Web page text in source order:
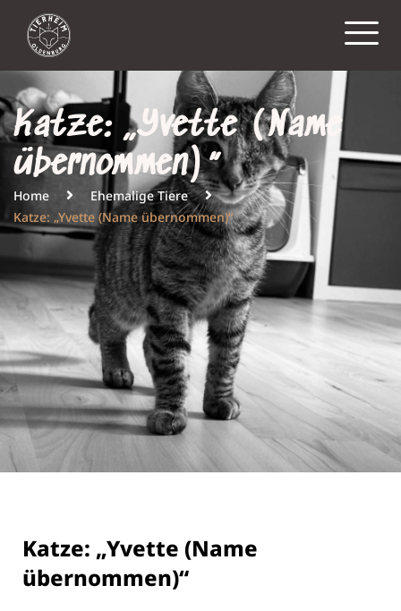
Katze: „Yvette (Name
übernommen)“
Home
Ehemalige Tiere
Katze: „Yvette (Name übernommen)“
Katze: „Yvette (Name
übernommen)“